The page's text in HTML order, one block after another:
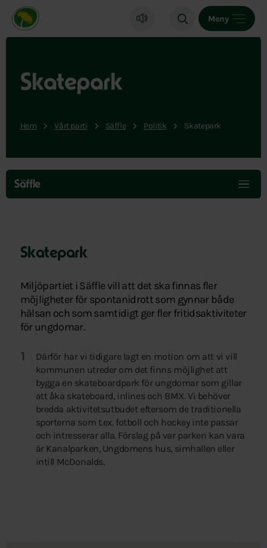
Miljöpartiet de gröna, startsida
Meny
Skatepark
Hem Vårt parti Säffle Politik Skatepark
Hoppa
över
menyn
Säffle
Skatepark
Miljöpartiet i Säffle vill att det ska finnas fler
möjligheter för spontanidrott som gynnar både
hälsan och som samtidigt ger fler fritidsaktiviteter
för ungdomar.
Därför har vi tidigare lagt en motion om att vi vill
kommunen utreder om det finns möjlighet att
bygga en skateboardpark för ungdomar som gillar
att åka skateboard, inlines och BMX. Vi behöver
bredda aktivitetsutbudet eftersom de traditionella
sporterna som t.ex. fotboll och hockey inte passar
och intresserar alla. Förslag på var parken kan vara
är Kanalparken, Ungdomens hus, simhallen eller
intill McDonalds.